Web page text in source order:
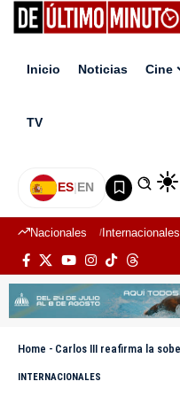
Inicio Noticias Cine
TV
ES|EN
Nacionales Internacionales
Home - Carlos III reafirma la soberanía
INTERNACIONALES